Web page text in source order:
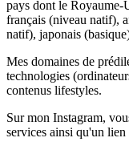
pays dont le
français (niveau natif),
natif), japonais
Mes domaines de
technologies
contenus lifestyles.
Sur mon Instagram,
services ainsi qu'un